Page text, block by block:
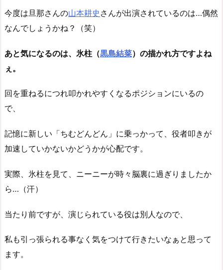
今度は旦那さんの山本耕史 さんが出演されているのは…偶然
なんでしょうかね？（笑）
あと気になるのは、氷柱（黒島結菜）の描かれ方ですよね
ぇ。
回を重ねるにつれ叩かれやすくなるポジションにいるの
で、
記憶に新しい「ちむどんどん」に乗っかって、役者叩きが
加速していかないかどうかが心配です。
実際、氷柱を見て、ニーニーが時々脳裏に過ぎりましたか
ら…（汗）
当たり前ですが、演じられている役は別人なので、
私も引っ張られる事なく気をつけて行きたいなぁと思って
ます。